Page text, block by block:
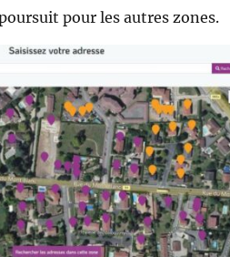
pour les autres zones.